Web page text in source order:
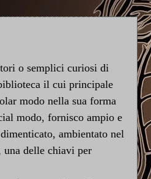
o semplici curiosi di
il cui principale
modo nella sua forma
modo, fornisco ampio e
ambientato nel
delle chiavi per